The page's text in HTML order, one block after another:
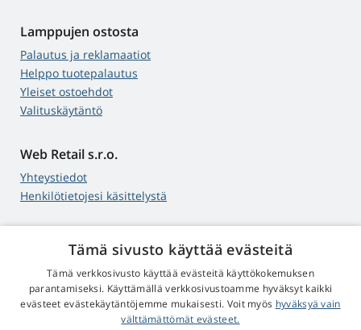
Lamppujen ostosta
Palautus ja reklamaatiot
Helppo tuotepalautus
Yleiset ostoehdot
Valituskäytäntö
Web Retail s.r.o.
Yhteystiedot
Henkilötietojesi käsittelystä
4,9tähteä
545 arvostelua Google
Tämä sivusto käyttää evästeitä
Tämä verkkosivusto käyttää evästeitä käyttökokemuksen
parantamiseksi. Käyttämällä verkkosivustoamme hyväksyt kaikki
evästeet evästekäytäntöjemme mukaisesti. Voit myös hyväksyä vain
välttämättömät evästeet.